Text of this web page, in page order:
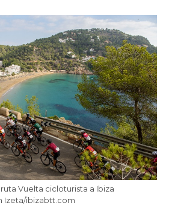
Vuelta cicloturista a Ibiza
Izeta/ibizabtt.com